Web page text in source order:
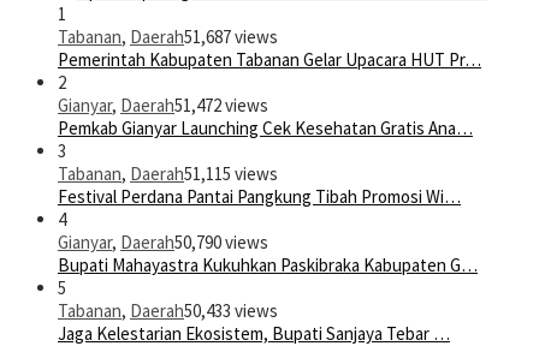
1
Tabanan, Daerah51,687 views
Pemerintah Kabupaten Tabanan Gelar Upacara HUT Pr…
2
Gianyar, Daerah51,472 views
Pemkab Gianyar Launching Cek Kesehatan Gratis Ana…
3
Tabanan, Daerah51,115 views
Festival Perdana Pantai Pangkung Tibah Promosi Wi…
4
Gianyar, Daerah50,790 views
Bupati Mahayastra Kukuhkan Paskibraka Kabupaten G…
5
Tabanan, Daerah50,433 views
Jaga Kelestarian Ekosistem, Bupati Sanjaya Tebar …